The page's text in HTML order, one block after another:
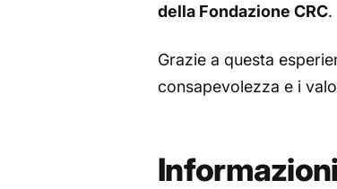
della Fondazione CRC.
Grazie a questa
consapevolezza e i